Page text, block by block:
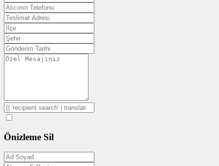
Önizleme Sil